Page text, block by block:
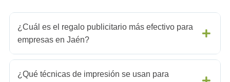
¿Cuál es el regalo publicitario más efectivo para
empresas en Jaén?
¿Qué técnicas de impresión se usan para